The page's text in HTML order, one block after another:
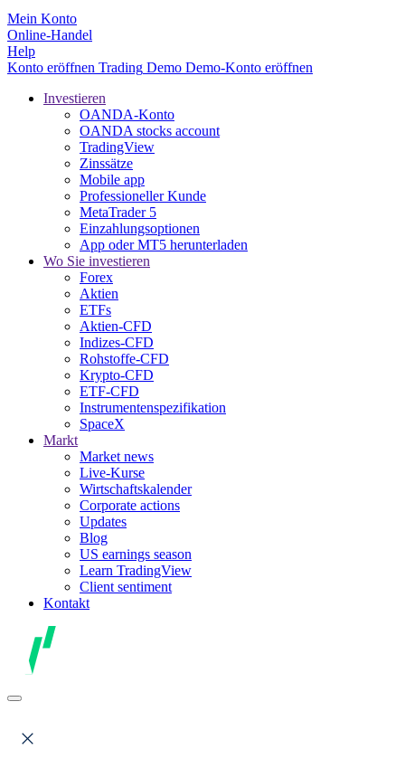
Mein Konto
Online-Handel
Help
Konto eröffnen Trading Demo Demo-Konto eröffnen
Investieren
OANDA-Konto
OANDA stocks account
TradingView
Zinssätze
Mobile app
Professioneller Kunde
MetaTrader 5
Einzahlungsoptionen
App oder MT5 herunterladen
Wo Sie investieren
Forex
Aktien
ETFs
Aktien-CFD
Indizes-CFD
Rohstoffe-CFD
Krypto-CFD
ETF-CFD
Instrumentenspezifikation
SpaceX
Markt
Market news
Live-Kurse
Wirtschaftskalender
Corporate actions
Updates
Blog
US earnings season
Learn TradingView
Client sentiment
Kontakt